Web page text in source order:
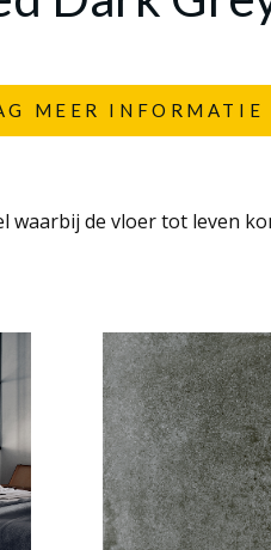
MEER INFORMATIE
waarbij de vloer tot leven